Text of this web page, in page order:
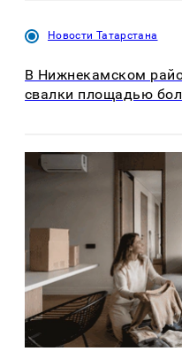
Новости Татарстана
В Нижнекамском
свалки площадью